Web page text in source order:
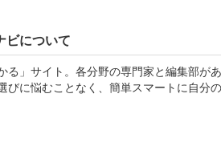
ビについて
」サイト。各分野の専門家と編集部が
に悩むことなく、簡単スマートに自分